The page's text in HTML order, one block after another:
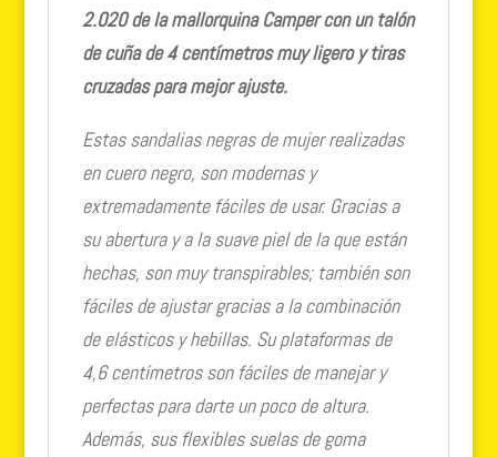
2.020 de la mallorquina Camper con un talón
de cuña de 4 centímetros muy ligero y tiras
cruzadas para mejor ajuste.
Estas sandalias negras de mujer realizadas
en cuero negro, son modernas y
extremadamente fáciles de usar. Gracias a
su abertura y a la suave piel de la que están
hechas, son muy transpirables; también son
fáciles de ajustar gracias a la combinación
de elásticos y hebillas. Su plataformas de
4,6 centímetros son fáciles de manejar y
perfectas para darte un poco de altura.
Además, sus flexibles suelas de goma